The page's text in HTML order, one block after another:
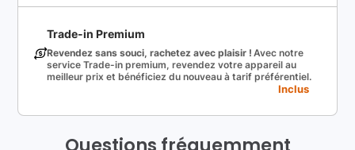
Trade-in Premium
Revendez sans souci, rachetez avec plaisir ! Avec notre
service Trade-in premium, revendez votre appareil au
meilleur prix et bénéficiez du nouveau à tarif préférentiel.
Inclus